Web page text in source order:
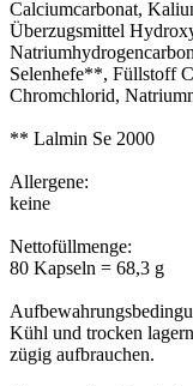
Calciumcarbonat,
Überzugsmittel
Selenhefe**, Füllstoff
Chromchlorid,
** Lalmin Se 2000
Allergene:
keine
Nettofüllmenge:
80 Kapseln = 68,3 g
Kühl und trocken
zügig aufbrauchen.